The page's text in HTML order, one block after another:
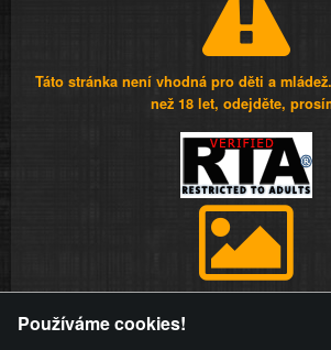
Táto stránka není vhodná pro děti a
než 18 let, odejděte,
videa a komentáře. Osoba, které se toto
Používáme cookies!